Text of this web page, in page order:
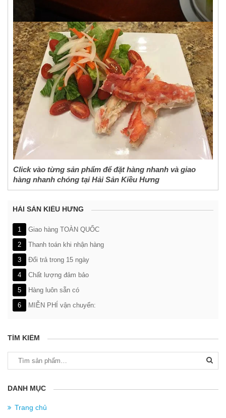
Click vào từng sản phẩm để đặt hàng nhanh và giao
hàng nhanh chóng tại Hải Sản Kiều Hưng
HẢI SẢN KIỀU HƯNG
1
Giao hàng TOÀN QUỐC
2
Thanh toán khi nhận hàng
3
Đổi trả trong 15 ngày
4
Chất lượng đảm bảo
5
Hàng luôn sẵn có
6
MIỄN PHÍ vận chuyển:
TÌM KIẾM
kiếm:
DANH MỤC
Trang chủ